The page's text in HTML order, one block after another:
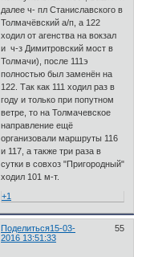
далее ч- пл Станиславского в
Толмачёвский а/п, а 122
ходил от агенства на вокзал
и ч-з Димитровский мост в
Толмачи), после 111э
полностью был заменён на
122. Так как 111 ходил раз в
году и только при попутном
ветре, то на Толмачевское
направление ещё
организовали маршруты 116
и 117, а также три раза в
сутки в совхоз "Пригородный"
ходил 101 м-т.
+1
Поделиться 55
15-03-
2016 13:51:33